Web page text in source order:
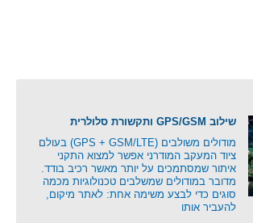
שילוב GPS/GSM ותקשורת סלולרית
מודולים משולבים (GPS + GSM/LTE) בעולם
ציוד המעקב המודרני אפשר למצוא התקני
איתור שמסתמכים על יותר מאשר רכיב בודד.
מדובר במודולים שמשלבים טכנולוגיות מכמה
סוגים כדי לבצע משימה אחת: לאתר מיקום,
להעביר אותו